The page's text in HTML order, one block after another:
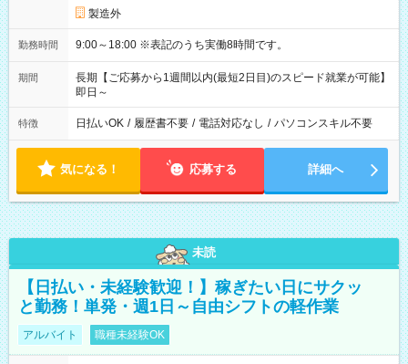
製造外
勤務時間 9:00～18:00 ※表記のうち実働8時間です。
期間
長期【ご応募から1週間以内(最短2日目)のスピード就業が可能】
即日～
特徴 日払いOK / 履歴書不要 / 電話対応なし / パソコンスキル不要
気になる！ 応募する 詳細へ
未読
【日払い・未経験歓迎！】稼ぎたい日にサクッ
と勤務！単発・週1日～自由シフトの軽作業
アルバイト 職種未経験OK